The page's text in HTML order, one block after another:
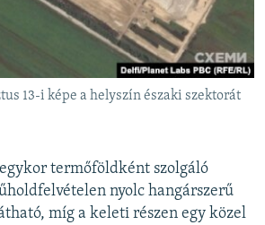
13-i képe a helyszín északi szektorát
termőföldként szolgáló
nyolc hangárszerű
míg a keleti részen egy közel